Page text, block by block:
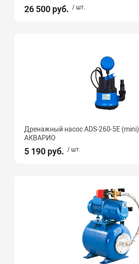
26 500 руб. / шт.
Дренажный насос ADS-260-5E (mini)
АКВАРИО
5 190 руб. / шт.